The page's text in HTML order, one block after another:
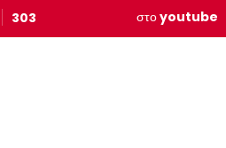
303 στοyoutube